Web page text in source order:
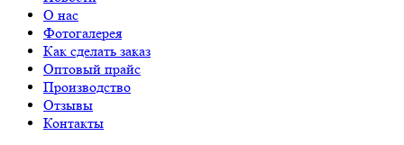
О нас
Фотогалерея
Как сделать заказ
Оптовый прайс
Производство
Отзывы
Контакты